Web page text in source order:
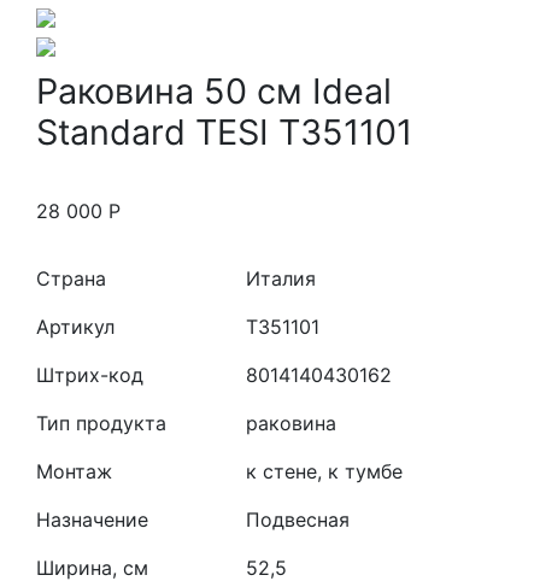
Раковина 50 см Ideal
Standard TESI T351101
28 000 Р
Страна
Италия
Артикул
T351101
Штрих-код
8014140430162
Тип продукта
раковина
Монтаж
к стене, к тумбе
Назначение
Подвесная
Ширина, см
52,5